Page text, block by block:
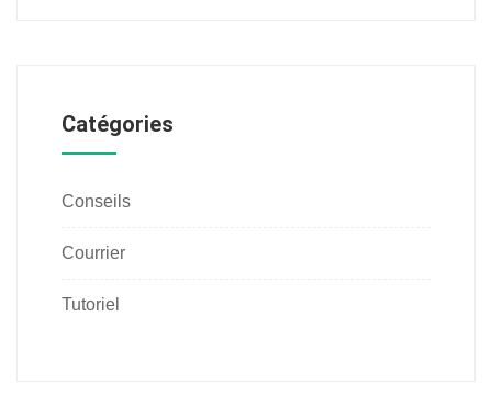
Catégories
Conseils
Courrier
Tutoriel